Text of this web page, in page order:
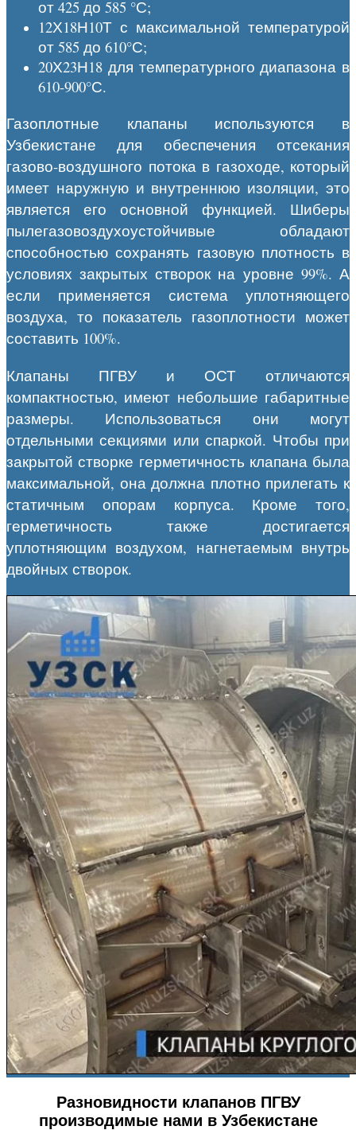
от 425 до 585 °С;
12Х18Н10Т с максимальной температурой
от 585 до 610°С;
20Х23Н18 для температурного диапазона в
610-900°С.
Газоплотные клапаны используются в
Узбекистане для обеспечения отсекания
газово-воздушного потока в газоходе, который
имеет наружную и внутреннюю изоляции, это
является его основной функцией. Шиберы
пылегазовоздухоустойчивые обладают
способностью сохранять газовую плотность в
условиях закрытых створок на уровне 99%. А
если применяется система уплотняющего
воздуха, то показатель газоплотности может
составить 100%.
Клапаны ПГВУ и ОСТ отличаются
компактностью, имеют небольшие габаритные
размеры. Использоваться они могут
отдельными секциями или спаркой. Чтобы при
закрытой створке герметичность клапана была
максимальной, она должна плотно прилегать к
статичным опорам корпуса. Кроме того,
герметичность также достигается
уплотняющим воздухом, нагнетаемым внутрь
двойных створок.
Разновидности клапанов ПГВУ
производимые нами в Узбекистане